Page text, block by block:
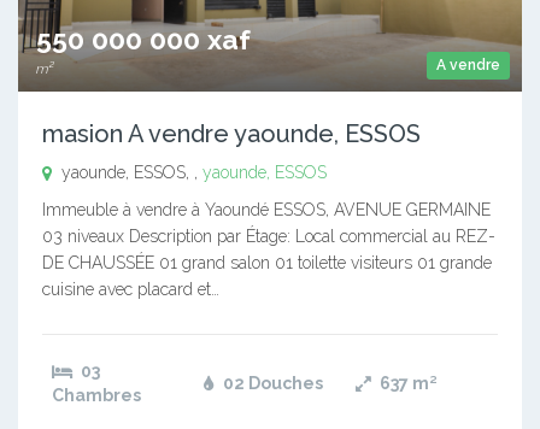
A vendre
550 000 000 xaf
m²
masion A vendre yaounde, ESSOS
yaounde, ESSOS, , yaounde, ESSOS
Immeuble à vendre à Yaoundé ESSOS, AVENUE GERMAINE
03 niveaux Description par Étage: Local commercial au REZ-
DE CHAUSSÉE 01 grand salon 01 toilette visiteurs 01 grande
cuisine avec placard et…
03
Chambres
02 Douches 637 m²